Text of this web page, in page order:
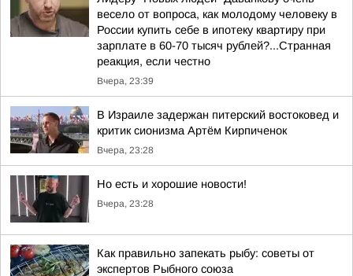
весело от вопроса, как молодому человеку в
России купить себе в ипотеку квартиру при
зарплате в 60-70 тысяч рублей?...Странная
реакция, если честно
Вчера, 23:39
В Израиле задержан питерский востоковед и
критик сионизма Артём Кирпиченок
Вчера, 23:28
Но есть и хорошие новости!
Вчера, 23:28
Как правильно запекать рыбу: советы от
экспертов Рыбного союза